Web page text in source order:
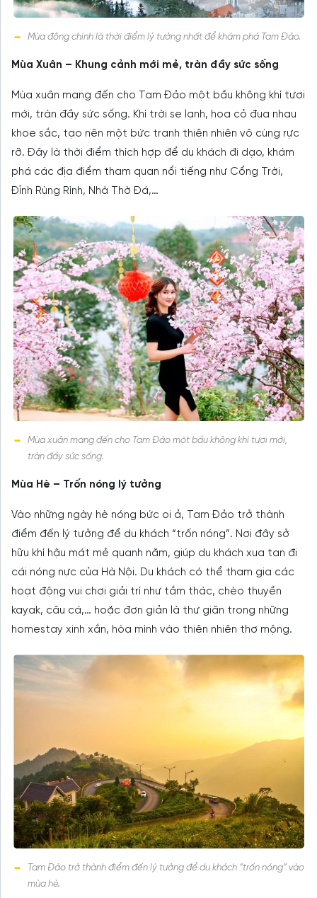
Mùa đông chính là thời điểm lý tưởng nhất để khám phá Tam Đảo.
Mùa Xuân – Khung cảnh mới mẻ, tràn đầy sức sống
Mùa xuân mang đến cho Tam Đảo một bầu không khí tươi
mới, tràn đầy sức sống. Khí trời se lạnh, hoa cỏ đua nhau
khoe sắc, tạo nên một bức tranh thiên nhiên vô cùng rực
rỡ. Đây là thời điểm thích hợp để du khách đi dạo, khám
phá các địa điểm tham quan nổi tiếng như Cổng Trời,
Đỉnh Rùng Rình, Nhà Thờ Đá,…
Mùa xuân mang đến cho Tam Đảo một bầu không khí tươi mới,
tràn đầy sức sống.
Mùa Hè – Trốn nóng lý tưởng
Vào những ngày hè nóng bức oi ả, Tam Đảo trở thành
điểm đến lý tưởng để du khách “trốn nóng”. Nơi đây sở
hữu khí hậu mát mẻ quanh năm, giúp du khách xua tan đi
cái nóng nực của Hà Nội. Du khách có thể tham gia các
hoạt động vui chơi giải trí như tắm thác, chèo thuyền
kayak, câu cá,… hoặc đơn giản là thư giãn trong những
homestay xinh xắn, hòa mình vào thiên nhiên thơ mộng.
Tam Đảo trở thành điểm đến lý tưởng để du khách “trốn nóng” vào
mùa hè.